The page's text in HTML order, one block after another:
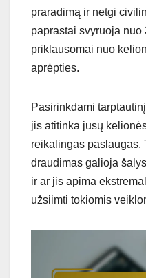
praradimą ir netgi
paprastai svyruoja nuo
priklausomai nuo
aprėpties.
Pasirinkdami
jis atitinka jūsų
reikalingas paslaugas.
draudimas galioja
ir ar jis apima
užsiimti tokiomis